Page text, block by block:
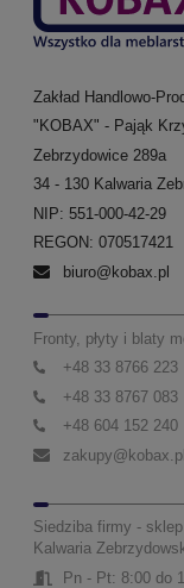
Zakład Handlowo-
"KOBAX" - Pająk
Zebrzydowice 289a
34 - 130 Kalwaria
NIP: 551-000-42-29
REGON: 070517421
biuro@kobax.pl
Fronty, płyty i blaty
+48 33 8766 223
+48 33 8767 083
+48 604 152 240
zakupy@kobax.pl
Siedziba firmy - sklep
Kalwaria
Pn - Pt: 8:00 do